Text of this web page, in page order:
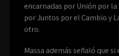
encarnadas por Unión por
por Juntos por el Cambio y
otro.
Massa además señaló que si